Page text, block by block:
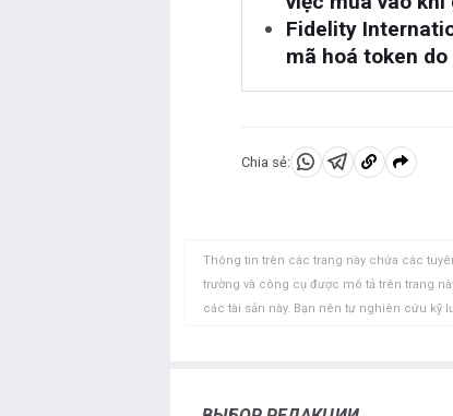
Fidelity
mã hoá token
Chia sẻ:
Chia
WhatsApp
Chia
Telegram
Sao
khay
nhớ
tạm
Thông tin trên các trang này chứa các
trường và công cụ được mô tả trên trang
các tài sản này. Bạn nên tự nghiên cứu kỹ